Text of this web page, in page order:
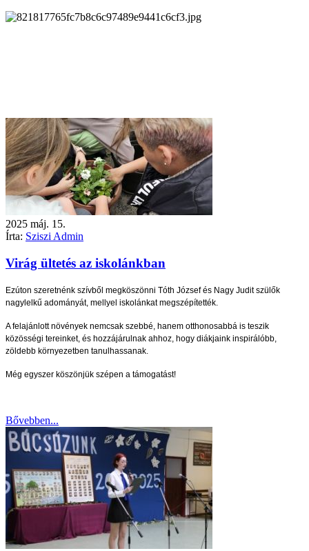
2025 máj. 15.
Írta: Sziszi Admin
Virág ültetés az iskolánkban
Ezúton szeretnénk szívből megköszönni Tóth József és Nagy Judit szülők
nagylelkű adományát, mellyel iskolánkat megszépítették.
A felajánlott növények nemcsak szebbé, hanem otthonosabbá is teszik
közösségi tereinket, és hozzájárulnak ahhoz, hogy diákjaink inspirálóbb,
zöldebb környezetben tanulhassanak.
Még egyszer köszönjük szépen a támogatást!
Bővebben...